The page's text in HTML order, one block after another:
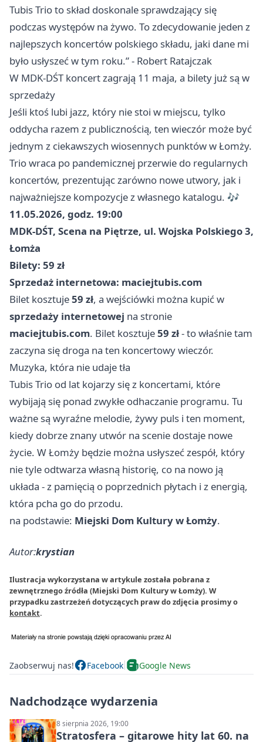
Tubis Trio to skład doskonale sprawdzający się
podczas występów na żywo. To zdecydowanie jeden z
najlepszych koncertów polskiego składu, jaki dane mi
było usłyszeć w tym roku.” - Robert Ratajczak
W MDK-DŚT koncert zagrają 11 maja, a bilety już są w
sprzedaży
Jeśli ktoś lubi jazz, który nie stoi w miejscu, tylko
oddycha razem z publicznością, ten wieczór może być
jednym z ciekawszych wiosennych punktów w Łomży.
Trio wraca po pandemicznej przerwie do regularnych
koncertów, prezentując zarówno nowe utwory, jak i
najważniejsze kompozycje z własnego katalogu. 🎶
11.05.2026, godz. 19:00
MDK-DŚT, Scena na Piętrze, ul. Wojska Polskiego 3,
Łomża
Bilety: 59 zł
Sprzedaż internetowa: maciejtubis.com
Bilet kosztuje59 zł, a wejściówki można kupić w
sprzedaży internetowej na stronie
maciejtubis.com. Bilet kosztuje59 zł- to właśnie tam
zaczyna się droga na ten koncertowy wieczór.
Muzyka, która nie udaje tła
Tubis Trio od lat kojarzy się z koncertami, które
wybijają się ponad zwykłe odhaczanie programu. Tu
ważne są wyraźne melodie, żywy puls i ten moment,
kiedy dobrze znany utwór na scenie dostaje nowe
życie. W Łomży będzie można usłyszeć zespół, który
nie tyle odtwarza własną historię, co na nowo ją
układa - z pamięcią o poprzednich płytach i z energią,
która pcha go do przodu.
na podstawie: Miejski Dom Kultury w Łomży.
Autor:krystian
Ilustracja wykorzystana w artykule została pobrana z
zewnętrznego źródła (Miejski Dom Kultury w Łomży). W
przypadku zastrzeżeń dotyczących praw do zdjęcia prosimy o
kontakt.
Zaobserwuj nas! Facebook Google News
Nadchodzące wydarzenia
8 sierpnia 2026, 19:00
Stratosfera – gitarowe hity lat 60. na